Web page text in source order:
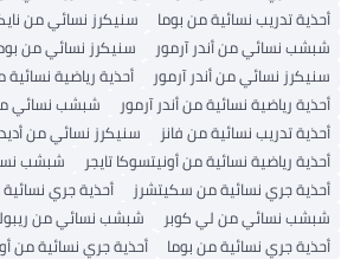
أحذية تدريب نسائية من بوما
سنيكرز نسائي من
شبشب نسائي من أندر آرمور
سنيكرز نسائي من
سنيكرز نسائي من أندر آرمور
أحذية رياضية
أحذية رياضية نسائية من أندر آرمور
شبشب نسائي
أحذية تدريب نسائية من فانز
سنيكرز نسائي من
أحذية رياضية نسائية من أونيتسوكا تايجر
شبشب
أحذية جري نسائية من سكيتشرز
أحذية جري
شبشب نسائي من لي كوبر
شبشب نسائي من
أحذية جري نسائية من بوما
أحذية جري نسائية من